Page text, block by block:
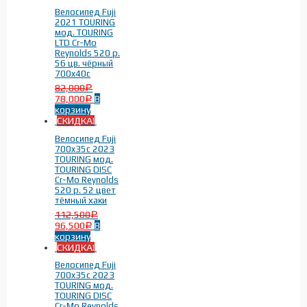
Диаметр колес
700x35c (12)
700x40c
Год выпуска
2021г.
2023г.
2024г.
Велосипед Fuji
2021 TOURING
мод. TOURING
LTD Cr-Mo
Reynolds 520 р.
56 цв. чёрный
700x40c
82,000Р
78,000 Р В
корзину
СКИДКА!
Велосипед Fuji
700x35c 2023
TOURING мод.
TOURING DISC
Cr-Mo Reynolds
520 р. 52 цвет
тёмный хаки
112,500Р
96,500 Р В
корзину
СКИДКА!
Велосипед Fuji
700x35c 2023
TOURING мод.
TOURING DISC